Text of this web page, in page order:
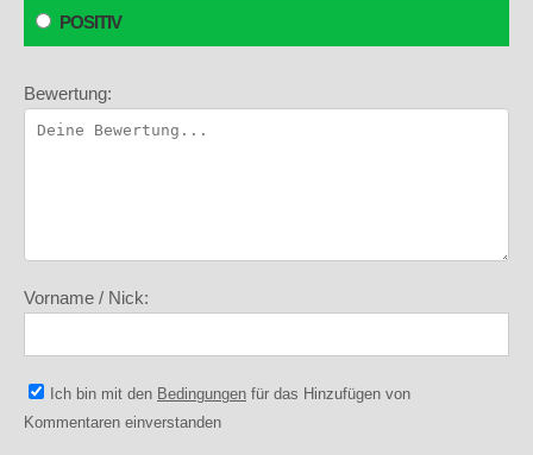
POSITIV
Bewertung:
Vorname / Nick:
Ich bin mit den Bedingungen für das Hinzufügen von
Kommentaren einverstanden